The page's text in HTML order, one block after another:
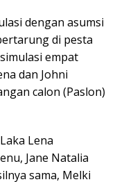
dengan asumsi
di pesta
empat
dan Johni
calon (Paslon)
Lena
Jane Natalia
sama, Melki